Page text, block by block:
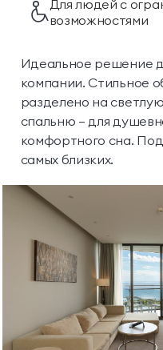
Для людей с
возможностями
Идеальное решение
компании. Стильное
разделено на
спальню — для
комфортного сна.
самых близких.